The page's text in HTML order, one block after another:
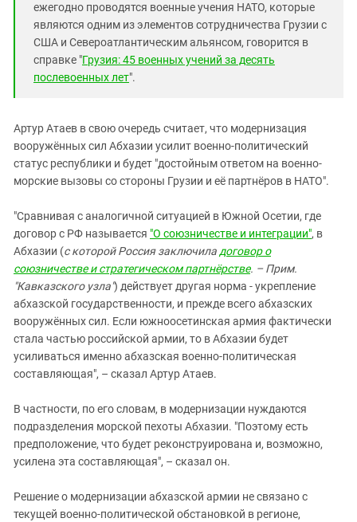
ежегодно проводятся военные учения НАТО, которые
являются одним из элементов сотрудничества Грузии с
США и Североатлантическим альянсом, говорится в
справке "Грузия: 45 военных учений за десять
послевоенных лет".
Артур Атаев в свою очередь считает, что модернизация
вооружённых сил Абхазии усилит военно-политический
статус республики и будет "достойным ответом на военно-
морские вызовы со стороны Грузии и её партнёров в НАТО".
"Сравнивая с аналогичной ситуацией в Южной Осетии, где
договор с РФ называется "О союзничестве и интеграции", в
Абхазии (с которой Россия заключиладоговор о
союзничестве и стратегическом партнёрстве. – Прим.
"Кавказского узла") действует другая норма - укрепление
абхазской государственности, и прежде всего абхазских
вооружённых сил. Если южноосетинская армия фактически
стала частью российской армии, то в Абхазии будет
усиливаться именно абхазская военно-политическая
составляющая", – сказал Артур Атаев.
В частности, по его словам, в модернизации нуждаются
подразделения морской пехоты Абхазии. "Поэтому есть
предположение, что будет реконструирована и, возможно,
усилена эта составляющая", – сказал он.
Решение о модернизации абхазской армии не связано с
текущей военно-политической обстановкой в регионе,